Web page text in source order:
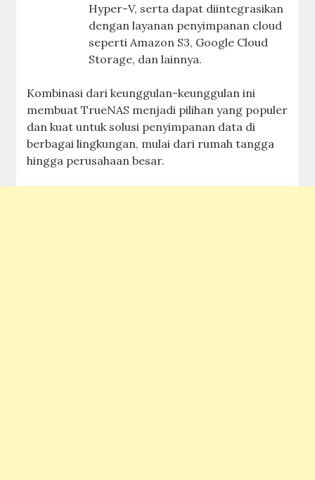
Hyper-V, serta dapat diintegrasikan
dengan layanan penyimpanan cloud
seperti Amazon S3, Google Cloud
Storage, dan lainnya.
Kombinasi dari keunggulan-keunggulan ini
membuat TrueNAS menjadi pilihan yang populer
dan kuat untuk solusi penyimpanan data di
berbagai lingkungan, mulai dari rumah tangga
hingga perusahaan besar.